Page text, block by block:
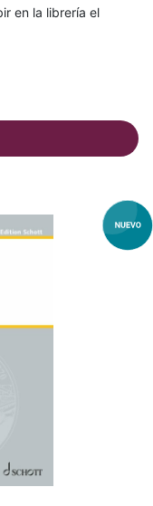
en la librería el